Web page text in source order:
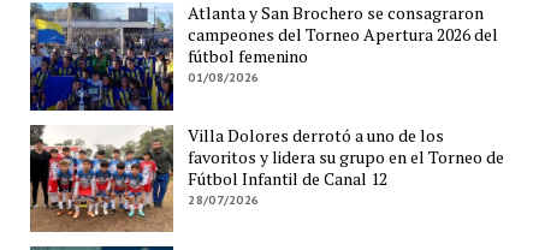
Atlanta y San Brochero se consagraron
campeones del Torneo Apertura 2026 del
fútbol femenino
01/08/2026
Villa Dolores derrotó a uno de los
favoritos y lidera su grupo en el Torneo de
Fútbol Infantil de Canal 12
28/07/2026